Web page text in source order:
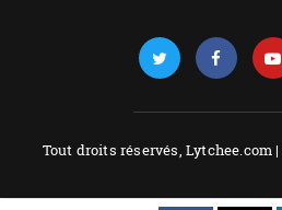
Tout droits réservés, Lytchee.com |